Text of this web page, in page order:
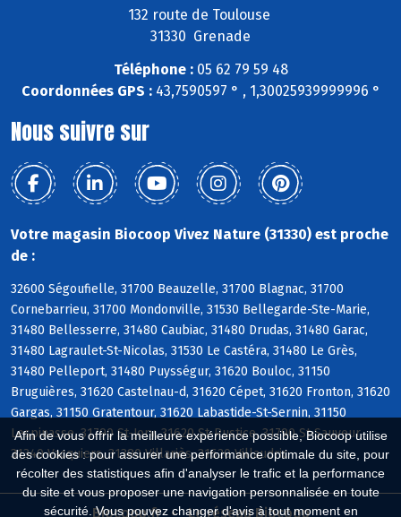
Afin de vous offrir la meilleure expérience possible, Biocoop utilise
des cookies : pour assurer une performance optimale du site, pour
récolter des statistiques afin d'analyser le trafic et la performance
du site et vous proposer une navigation personnalisée en toute
sécurité. Vous pouvez changer d'avis à tout moment en
132 route de Toulouse
31330 Grenade
Téléphone :05 62 79 59 48
Coordonnées GPS :43,7590597 ° , 1,30025939999996 °
Nous suivre sur
Votre magasin Biocoop Vivez Nature (31330) est proche
de :
32600 Ségoufielle, 31700 Beauzelle, 31700 Blagnac, 31700
Cornebarrieu, 31700 Mondonville, 31530 Bellegarde-Ste-Marie,
31480 Bellesserre, 31480 Caubiac, 31480 Drudas, 31480 Garac,
31480 Lagraulet-St-Nicolas, 31530 Le Castéra, 31480 Le Grès,
31480 Pelleport, 31480 Puysségur, 31620 Bouloc, 31150
Bruguières, 31620 Castelnau-d, 31620 Cépet, 31620 Fronton, 31620
Gargas, 31150 Gratentour, 31620 Labastide-St-Sernin, 31150
Lespinasse, 31790 St-Jory, 31620 St-Rustice, 31790 St-Sauveur,
31340 Vacquiers, 31380 Villariès, 31620 Villaudric
Biocoop.fr Le réseau Biocoop